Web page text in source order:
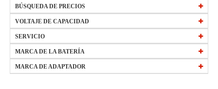
HW-34154184
EB-BT561ABE
L20M3PF1
W0Y6W
BÚSQUEDA DE PRECIOS
precio15 €- 29,99 €(Más)
precio30 €-44,99 €
precio45 € -59,99 € (Más)
precio60 € -74,99 € (Más)
VOLTAJE DE CAPACIDAD
todos bateria 2250mAh 10.8V
todos bateria 2400mAh 3.7V
todos bateria 2500mAh 3.8V
SERVICIO
Preguntas frecuentes
Política de devolución
MARCA DE LA BATERÍA
APPLE
MARCA DE ADAPTADOR